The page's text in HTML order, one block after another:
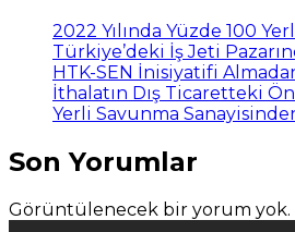
2022 Yılında Yüzde 100
Türkiye’deki İş Jeti
HTK-SEN İnisiyatifi
İthalatın Dış Ticaretteki
Yerli Savunma
Son Yorumlar
Görüntülenecek bir yorum yok.